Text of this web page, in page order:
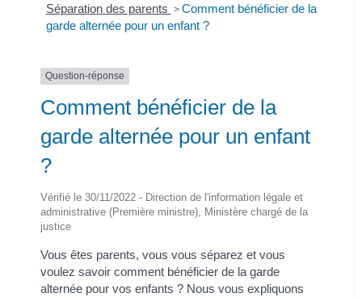
Séparation des parents > Comment bénéficier de la
garde alternée pour un enfant ?
Question-réponse
Comment bénéficier de la
garde alternée pour un enfant
?
Vérifié le 30/11/2022 - Direction de l'information légale et
administrative (Première ministre), Ministère chargé de la
justice
Vous êtes parents, vous vous séparez et vous
voulez savoir comment bénéficier de la garde
alternée pour vos enfants ? Nous vous expliquons